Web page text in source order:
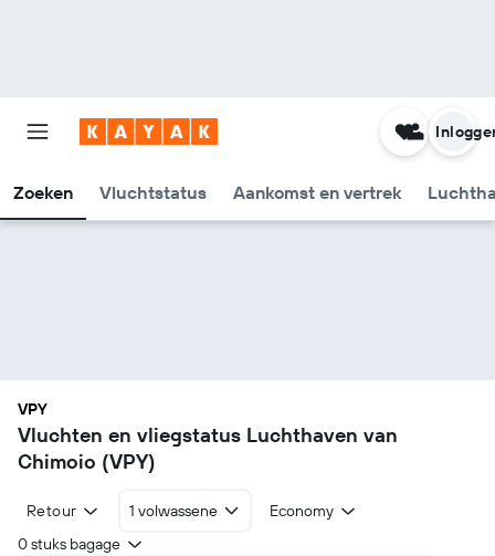
Zoeken Vluchtstatus Aankomst en vertrek
VPY
Vluchten en vliegstatus Luchthaven van
Chimoio (VPY)
Retour 1 volwassene
Economy
0 stuks bagage